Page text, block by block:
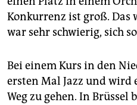
Konkurrenz ist groß. Das
war sehr schwierig, sich
Bei einem Kurs in den
ersten Mal Jazz und
Weg zu gehen. In Brüssel